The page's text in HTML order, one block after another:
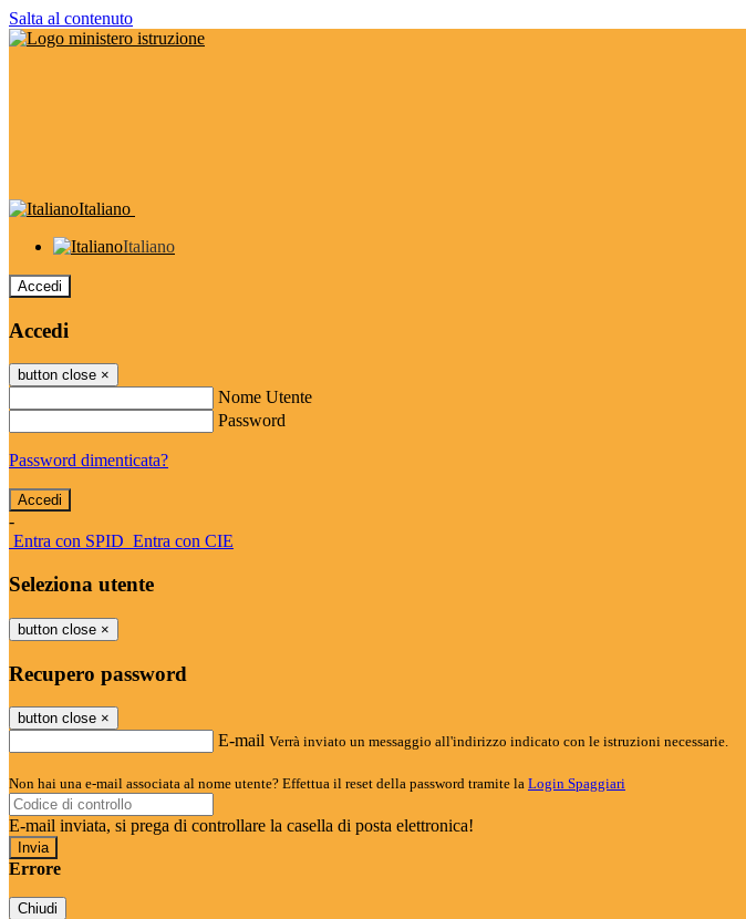
Salta al contenuto
Italiano
Italiano
Accedi
Accedi
button close ×
Nome Utente
Password
Password dimenticata?
-
Entra con SPID Entra con CIE
Seleziona utente
button close ×
Recupero password
button close ×
E-mail Verrà inviato un messaggio all'indirizzo indicato con le istruzioni necessarie.
Non hai una e-mail associata al nome utente? Effettua il reset della password tramite la Login Spaggiari
E-mail inviata, si prega di controllare la casella di posta elettronica!
Errore
Chiudi